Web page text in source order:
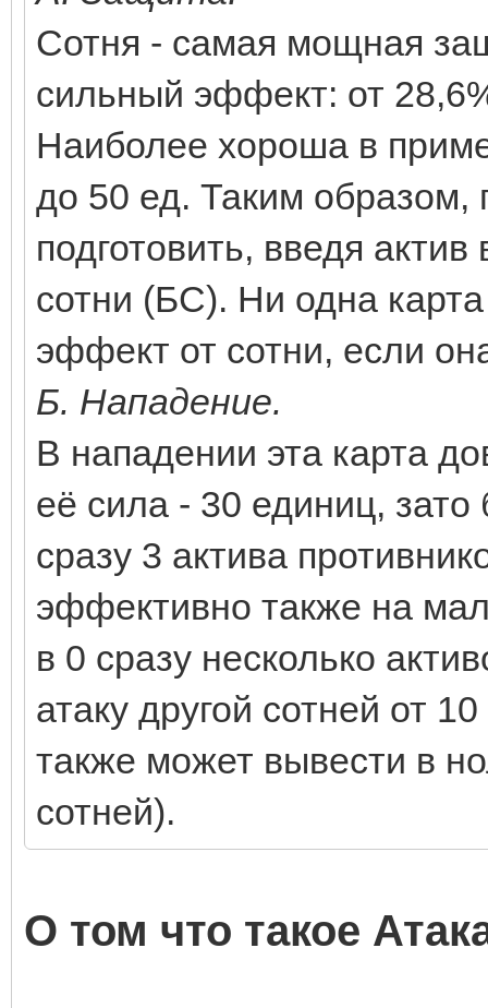
Сотня - самая мощная
сильный эффект: от
Наиболее хороша в
до 50 ед. Таким образом,
подготовить, введя
сотни (БС). Ни одна
эффект от сотни, если
Б. Нападение.
В нападении эта карта
её сила - 30 единиц,
сразу 3 актива
эффективно также на
в 0 сразу несколько
атаку другой сотней от
также может вывести в
сотней).
О том что такое